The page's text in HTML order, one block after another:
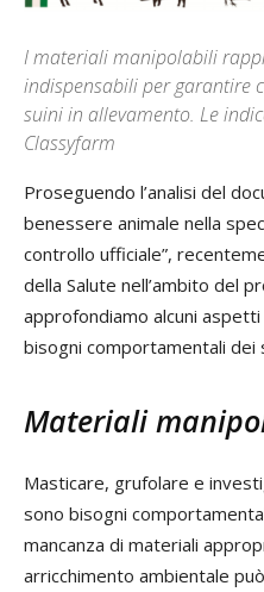
I materiali manipolabili
indispensabili per garantire
suini in allevamento. Le
Classyfarm
Proseguendo l’analisi del
benessere animale nella
controllo ufficiale”,
della Salute nell’ambito del
approfondiamo alcuni
bisogni comportamentali dei
Materiali
Masticare, grufolare e
sono bisogni
mancanza di materiali
arricchimento ambientale